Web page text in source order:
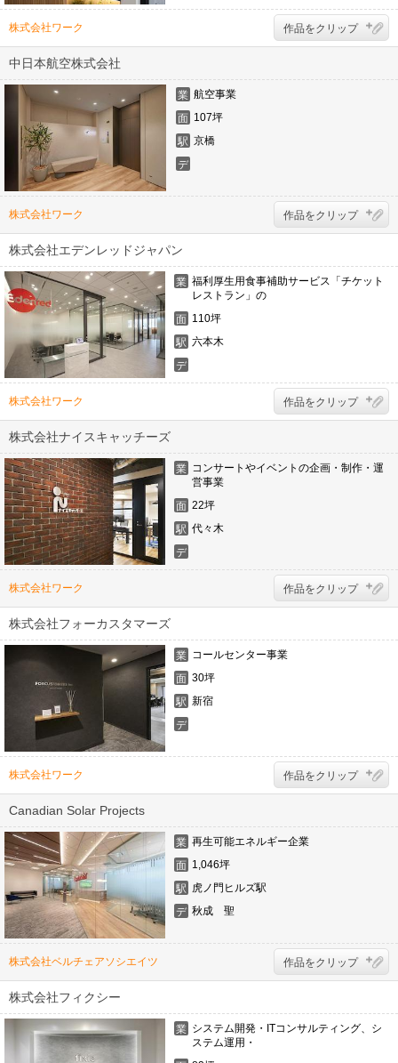
イ
株式会社ワーク 作品をクリップ
中日本航空株式会社
業
態
航空事業
面
積
107坪
駅
京橋
デ
イ
株式会社ワーク 作品をクリップ
株式会社エデンレッドジャパン
業
態
福利厚生用食事補助サービス「チケット
レストラン」の
面
積
110坪
駅六本木
デ
ザ
株式会社ワーク 作品をクリップ
株式会社ナイスキャッチーズ
業
態
コンサートやイベントの企画・制作・運
営事業
面
積
22坪
駅代々木
デ
ザ
株式会社ワーク 作品をクリップ
株式会社フォーカスタマーズ
業
態
コールセンター事業
面
積
30坪
駅
新宿
デ
イ
株式会社ワーク 作品をクリップ
Canadian Solar Projects
業
態
再生可能エネルギー企業
面
積
1,046坪
駅虎ノ門ヒルズ駅
デ
イ
秋成 聖
株式会社ベルチェアソシエイツ 作品をクリップ
株式会社フィクシー
業
態
システム開発・ITコンサルティング、シ
ステム運用・